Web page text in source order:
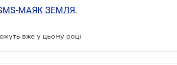
МАЯК ЗЕМЛЯ.
вже у цьому році